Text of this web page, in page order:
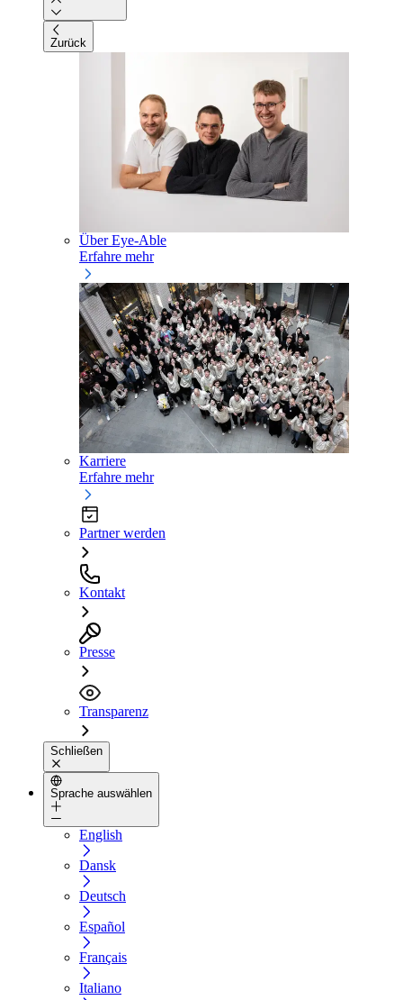
Zurück
Über Eye-Able
Erfahre mehr
Karriere
Erfahre mehr
Partner werden
Kontakt
Presse
Transparenz
Schließen
Sprache auswählen
English
Dansk
Deutsch
Español
Français
Italiano